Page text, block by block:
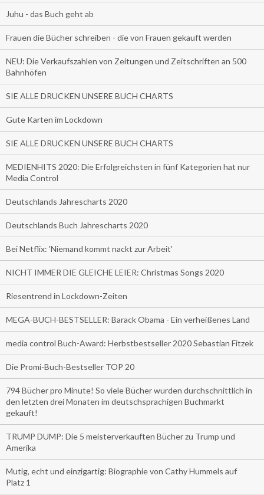
Juhu - das Buch geht ab
Frauen die Bücher schreiben - die von Frauen gekauft werden
NEU: Die Verkaufszahlen von Zeitungen und Zeitschriften an 500
Bahnhöfen
SIE ALLE DRUCKEN UNSERE BUCH CHARTS
Gute Karten im Lockdown
SIE ALLE DRUCKEN UNSERE BUCH CHARTS
MEDIENHITS 2020: Die Erfolgreichsten in fünf Kategorien hat nur
Media Control
Deutschlands Jahrescharts 2020
Deutschlands Buch Jahrescharts 2020
Bei Netflix: 'Niemand kommt nackt zur Arbeit'
NICHT IMMER DIE GLEICHE LEIER: Christmas Songs 2020
Riesentrend in Lockdown-Zeiten
MEGA-BUCH-BESTSELLER: Barack Obama - Ein verheißenes Land
media control Buch-Award: Herbstbestseller 2020 Sebastian Fitzek
Die Promi-Buch-Bestseller TOP 20
794 Bücher pro Minute! So viele Bücher wurden durchschnittlich in
den letzten drei Monaten im deutschsprachigen Buchmarkt
gekauft!
TRUMP DUMP: Die 5 meisterverkauften Bücher zu Trump und
Amerika
Mutig, echt und einzigartig: Biographie von Cathy Hummels auf
Platz 1